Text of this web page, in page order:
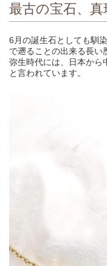
最古の宝石、真
6月の誕生石としても馴
で遡ることの出来る長い
弥生時代には、日本から
と言われています。